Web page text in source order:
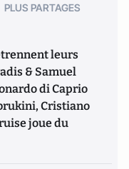
PLUS PARTAGES
leurs
& Samuel
di Caprio
Cristiano
joue du